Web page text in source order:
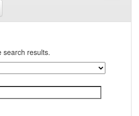
search results.